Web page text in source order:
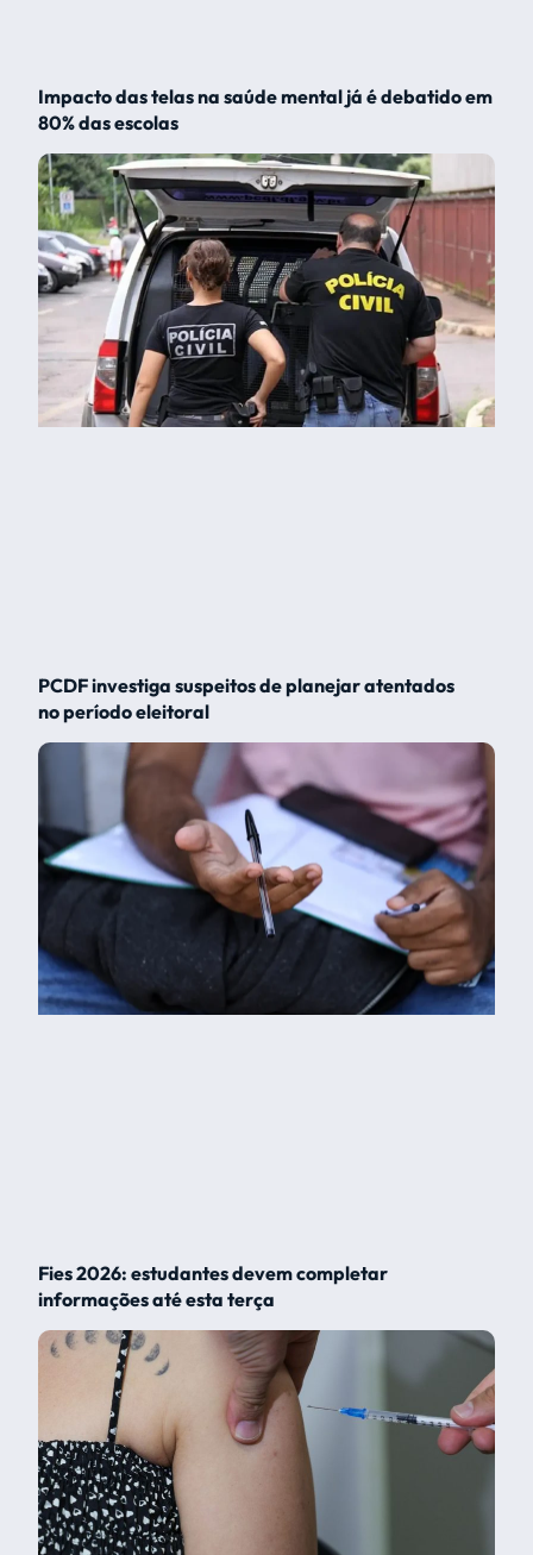
Impacto das telas na saúde mental já é debatido em
80% das escolas
PCDF investiga suspeitos de planejar atentados
no período eleitoral
Fies 2026: estudantes devem completar
informações até esta terça